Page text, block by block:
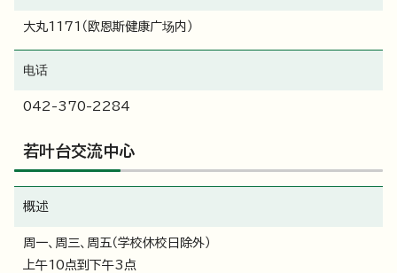
大丸1171（欧恩斯健康广场内）
电话
042-370-2284
若叶台交流中心
概述
周一、周三、周五（学校休校日除外）
上午10点到下午3点